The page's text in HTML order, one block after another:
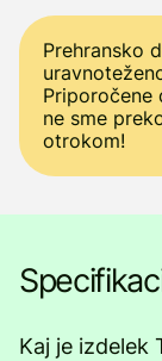
Prehransko
Priporočene
ne sme
otrokom!
Kaj je izdelek